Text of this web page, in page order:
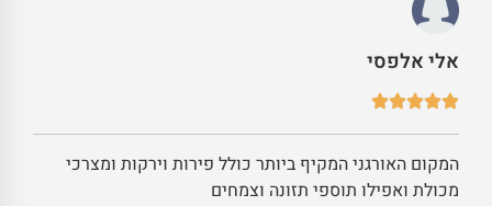
אלי אלפסי
המקום האורגני המקיף ביותר כולל פירות וירקות ומצרכי
מכולת ואפילו תוספי תזונה וצמחים